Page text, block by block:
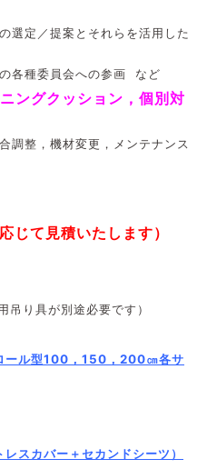
定／提案とそれらを活用した
各種委員会への参画 など
ングクッション，個別対
整，機材変更，メンテナンス
じて見積いたします）
吊り具が別途必要です）
ール型100，150，200㎝各サ
スカバー＋セカンドシーツ）